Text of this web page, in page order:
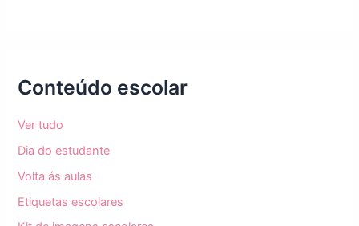
Conteúdo escolar
Ver tudo
Dia do estudante
Volta ás aulas
Etiquetas escolares